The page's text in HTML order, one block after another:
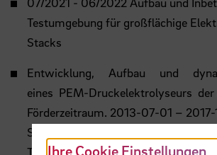
Testumgebung für großflächige
Stacks
Entwicklung, Aufbau und
eines PEM-Druckelektrolyseurs der
Förderzeitraum. 2013-07-01 –
Summe. 1.070.537,21 EUR.
Ihre Cookie Einstellungen